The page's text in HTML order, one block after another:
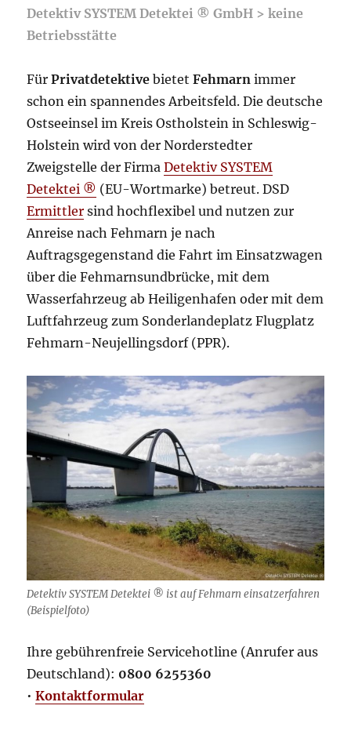
Detektiv SYSTEM Detektei ® GmbH > keine
Betriebsstätte
FürPrivatdetektive bietetFehmarn immer
schon ein spannendes Arbeitsfeld. Die deutsche
Ostseeinsel im Kreis Ostholstein in Schleswig-
Holstein wird von der Norderstedter
Zweigstelle der FirmaDetektiv SYSTEM
Detektei ® (EU-Wortmarke) betreut. DSD
Ermittler sind hochflexibel und nutzen zur
Anreise nach Fehmarn je nach
Auftragsgegenstand die Fahrt im Einsatzwagen
über die Fehmarnsundbrücke, mit dem
Wasserfahrzeug ab Heiligenhafen oder mit dem
Luftfahrzeug zum Sonderlandeplatz Flugplatz
Fehmarn-Neujellingsdorf (PPR).
Detektiv SYSTEM Detektei ® ist auf Fehmarn einsatzerfahren
(Beispielfoto)
Ihre gebührenfreie Servicehotline (Anrufer aus
Deutschland): 0800 6255360
•Kontaktformular